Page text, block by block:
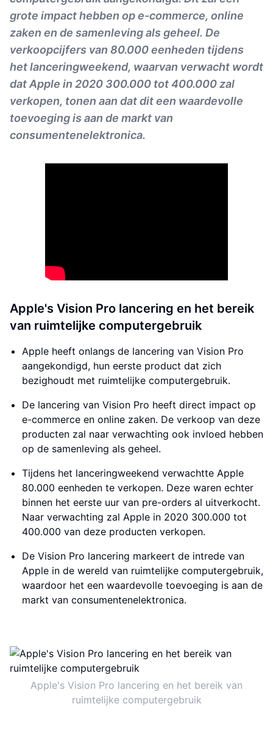
grote impact hebben op e-commerce, online
zaken en de samenleving als geheel. De
verkoopcijfers van 80.000 eenheden tijdens
het lanceringweekend, waarvan verwacht wordt
dat Apple in 2020 300.000 tot 400.000 zal
verkopen, tonen aan dat dit een waardevolle
toevoeging is aan de markt van
consumentenelektronica.
Apple's Vision Pro lancering en het bereik
van ruimtelijke computergebruik
Apple heeft onlangs de lancering van Vision Pro
aangekondigd, hun eerste product dat zich
bezighoudt met ruimtelijke computergebruik.
De lancering van Vision Pro heeft direct impact op
e-commerce en online zaken. De verkoop van deze
producten zal naar verwachting ook invloed hebben
op de samenleving als geheel.
Tijdens het lanceringweekend verwachtte Apple
80.000 eenheden te verkopen. Deze waren echter
binnen het eerste uur van pre-orders al uitverkocht.
Naar verwachting zal Apple in 2020 300.000 tot
400.000 van deze producten verkopen.
De Vision Pro lancering markeert de intrede van
Apple in de wereld van ruimtelijke computergebruik,
waardoor het een waardevolle toevoeging is aan de
markt van consumentenelektronica.
Apple's Vision Pro lancering en het bereik van
ruimtelijke computergebruik